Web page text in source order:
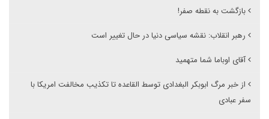
بازگشت به نقطه صفر!
رهبر انقلاب: نقشه سیاسی دنیا در حال تغییر است
آقای اوباما شما متهمید
از خبر مرگ ابوبکر البغدادی توسط القاعده تا تکذیب مخالفت امریکا با
سفر عبادی